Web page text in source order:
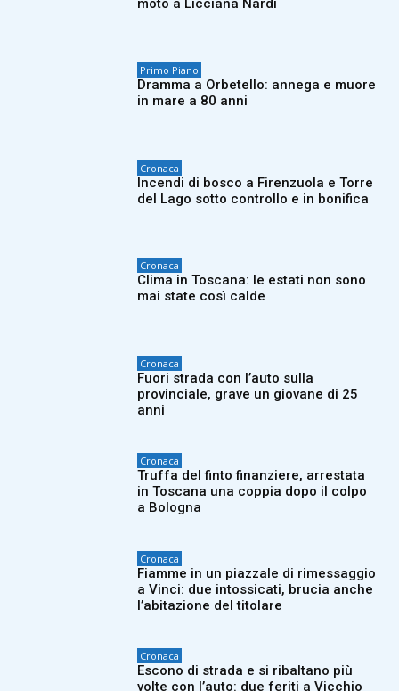
moto a Licciana Nardi
Primo Piano
Dramma a Orbetello: annega e muore
in mare a 80 anni
Cronaca
Incendi di bosco a Firenzuola e Torre
del Lago sotto controllo e in bonifica
Cronaca
Clima in Toscana: le estati non sono
mai state così calde
Cronaca
Fuori strada con l’auto sulla
provinciale, grave un giovane di 25
anni
Cronaca
Truffa del finto finanziere, arrestata
in Toscana una coppia dopo il colpo
a Bologna
Cronaca
Fiamme in un piazzale di rimessaggio
a Vinci: due intossicati, brucia anche
l’abitazione del titolare
Cronaca
Escono di strada e si ribaltano più
volte con l’auto: due feriti a Vicchio